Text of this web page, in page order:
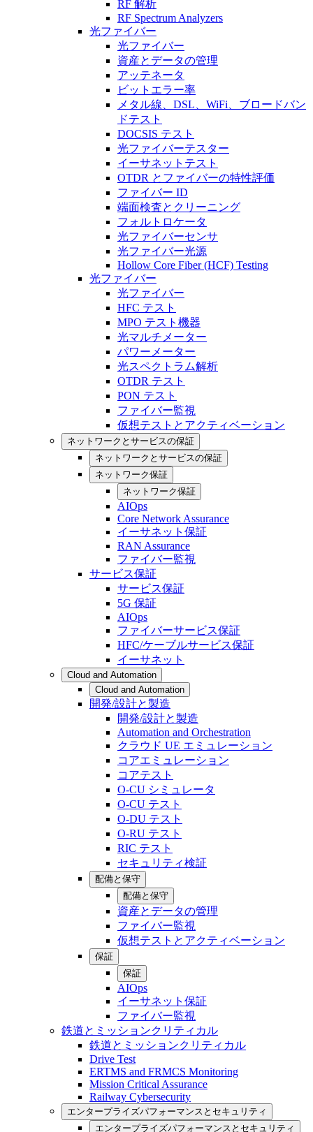
RF 解析
RF Spectrum Analyzers
光ファイバー
光ファイバー
資産とデータの管理
アッテネータ
ビットエラー率
メタル線、DSL、WiFi、ブロードバン
ドテスト
DOCSIS テスト
光ファイバーテスター
イーサネットテスト
OTDR とファイバーの特性評価
ファイバー ID
端面検査とクリーニング
フォルトロケータ
光ファイバーセンサ
光ファイバー光源
Hollow Core Fiber (HCF) Testing
光ファイバー
光ファイバー
HFC テスト
MPO テスト機器
光マルチメーター
パワーメーター
光スペクトラム解析
OTDR テスト
PON テスト
ファイバー監視
仮想テストとアクティベーション
ネットワークとサービスの保証
ネットワークとサービスの保証
ネットワーク保証
ネットワーク保証
AIOps
Core Network Assurance
イーサネット保証
RAN Assurance
ファイバー監視
サービス保証
サービス保証
5G 保証
AIOps
ファイバーサービス保証
HFC/ケーブルサービス保証
イーサネット
Cloud and Automation
Cloud and Automation
開発/設計と製造
開発/設計と製造
Automation and Orchestration
クラウド UE エミュレーション
コアエミュレーション
コアテスト
O-CU シミュレータ
O-CU テスト
O-DU テスト
O-RU テスト
RIC テスト
セキュリティ検証
配備と保守
配備と保守
資産とデータの管理
ファイバー監視
仮想テストとアクティベーション
保証
保証
AIOps
イーサネット保証
ファイバー監視
鉄道とミッションクリティカル
鉄道とミッションクリティカル
Drive Test
ERTMS and FRMCS Monitoring
Mission Critical Assurance
Railway Cybersecurity
エンタープライズパフォーマンスとセキュリティ
エンタープライズパフォーマンスとセキュリティ